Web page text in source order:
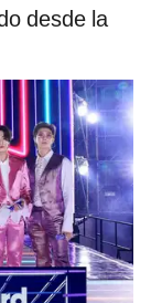
desde la